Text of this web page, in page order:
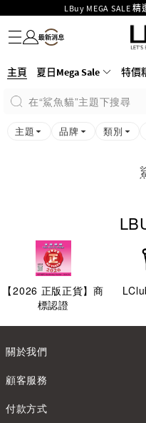
LBuy MEGA SALE
Goyard Hobo / Hobo Mini
LBuy呈獻 - Hermès 及
MOKO 1樓175號鋪旗艦店
購物滿
名牌服飾
潮流服飾
童裝
護膚美妝
香水香薰
個人護理
母嬰護理
遊戲及精品玩具
文儀用品
家居生活
電子產品
美食
醫藥保健
運動與戶外用品
主頁 夏日Mega Sale 特價
在“鯊魚貓”主題下搜尋
主題 品牌 類別
【2026 正版正貨】商
標認證
關於我們
顧客服務
付款方式